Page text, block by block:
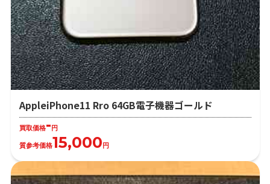
AppleiPhone11 Rro 64GB電子機器ゴールド
買取価格- 円
質参考価格15,000 円